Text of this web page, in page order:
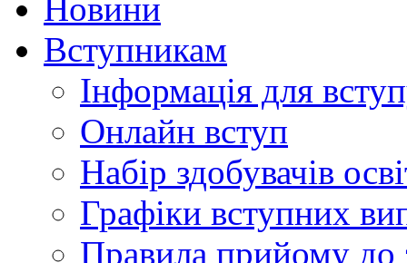
Новини
Вступникам
Інформація для
Онлайн вступ
Набір здобувачів
Графіки вступних
Правила прийому до